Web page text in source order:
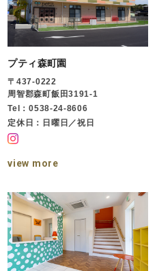
プティ森町園
〒437-0222
周智郡森町飯田3191-1
Tel：0538-24-8606
定休日：日曜日／祝日
view more